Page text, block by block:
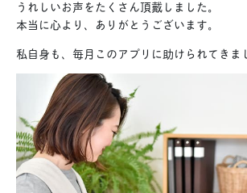
うれしいお声をたくさん頂戴しました。
本当に心より、ありがとうございます。
私自身も、毎月このアプリに助けられてきま